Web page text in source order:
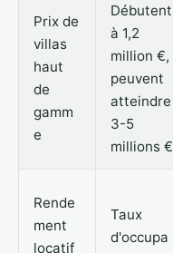
Prix de
villas
haut
de
gamm
e
Débutent
à 1,2
million €,
peuvent
atteindre
3-5
millions €
Rende
ment
locatif
Taux
d'occupa